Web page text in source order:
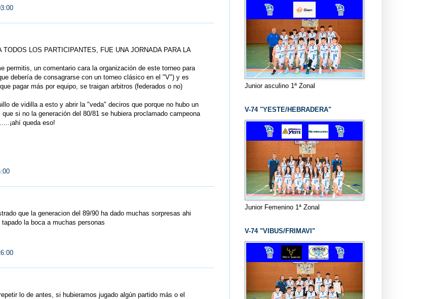
TODOS LOS PARTICIPANTES, FUE UNA JORNADA PARA LA
permitis, un comentario cara la organización de este torneo para
debería de consagrarse con un torneo clásico en el "V") y es
pagar más por equipo, se traigan arbitros (federados o no)
de vidilla a esto y abrir la "veda" deciros que porque no hubo un
si no la generación del 80/81 se hubiera proclamado campeona
queda eso!
que la generacion del 89/90 ha dado muchas sorpresas ahi
la boca a muchas personas
lo de antes, si hubieramos jugado algún partido más o el
Junior asculino 1ª Zonal
V-74 "YESTE/HEBRADERA"
Junior Femenino 1ª Zonal
V-74 "VIBUS/FRIMAVI"